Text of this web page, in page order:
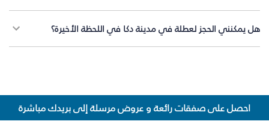
هل يمكنني الحجز لعطلة في مدينة دكا في اللحظة الأخيرة؟
احصل على صفقات رائعة و عروض مرسلة إلى بريدك مباشرة